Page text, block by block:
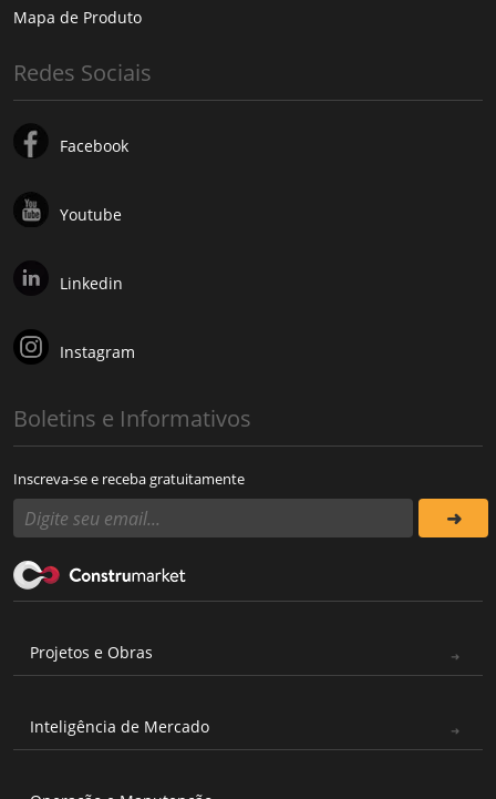
Mapa de Produto
Redes Sociais
Facebook
Youtube
Linkedin
Instagram
Boletins e Informativos
Inscreva-se e receba gratuitamente
Projetos e Obras
Inteligência de Mercado